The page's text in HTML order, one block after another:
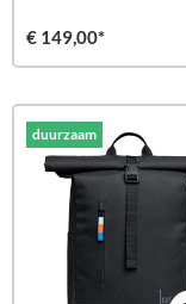
€ 149,00*
duurzaam